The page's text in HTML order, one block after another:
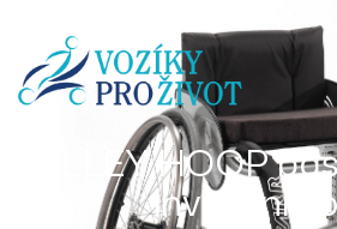
ALLEY HOOP
invalidní